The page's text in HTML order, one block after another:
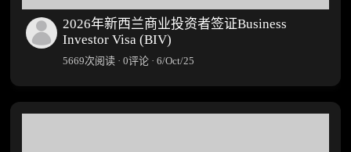
2026年新西兰商业投资者签证Business
Investor Visa (BIV)
5669次阅读 · 0评论 · 6/Oct/25